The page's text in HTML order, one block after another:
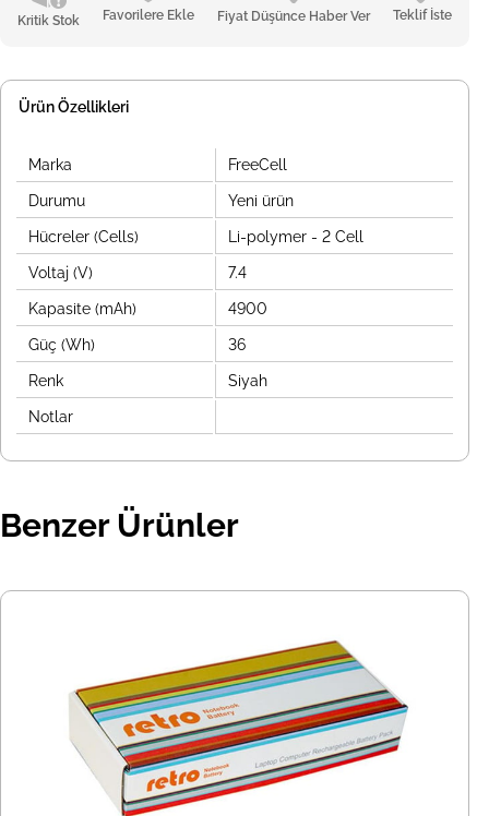
Kritik Stok Favorilere Ekle Fiyat Düşünce Haber Ver Teklif İste
Ürün Özellikleri
Marka FreeCell
Durumu Yeni ürün
Hücreler (Cells) Li-polymer - 2 Cell
Voltaj (V) 7.4
Kapasite (mAh) 4900
Güç (Wh) 36
Renk Siyah
Notlar
Benzer Ürünler